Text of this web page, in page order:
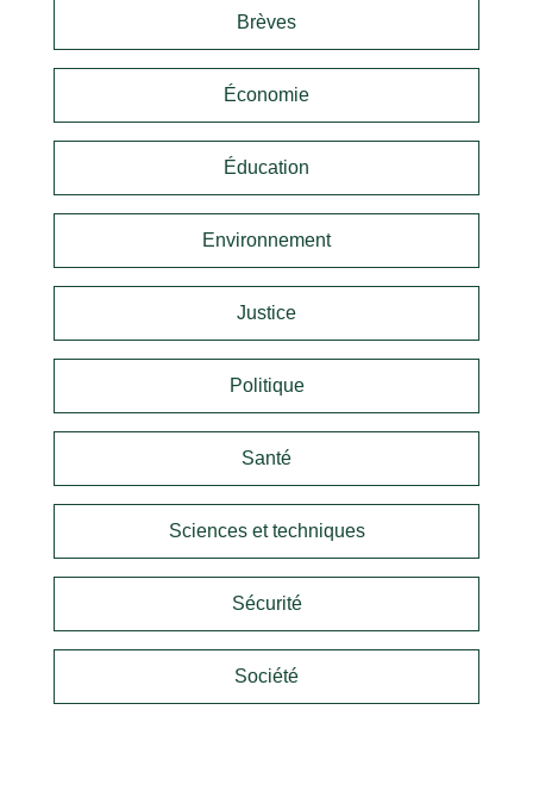
Brèves
Économie
Éducation
Environnement
Justice
Politique
Santé
Sciences et techniques
Sécurité
Société